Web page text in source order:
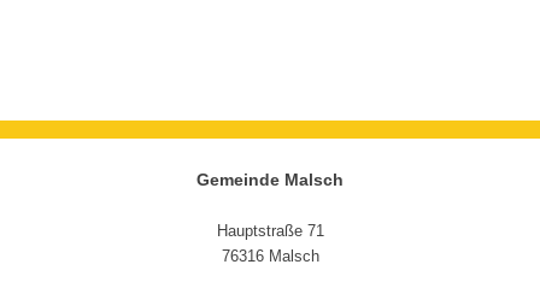
Gemeinde Malsch
Hauptstraße 71
76316 Malsch